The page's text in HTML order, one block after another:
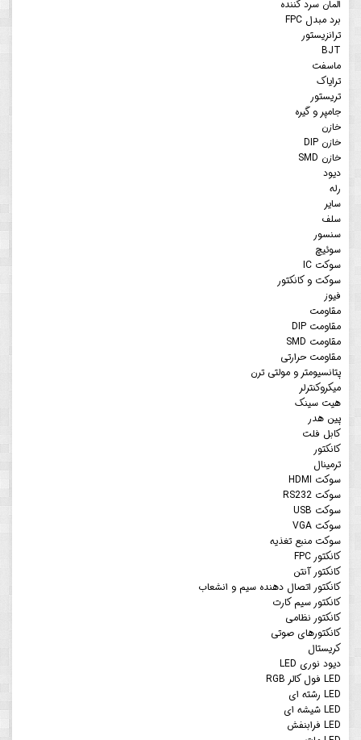
المان سرد کننده
برد مبدل FPC
ترانزیستور
BJT
ماسفت
ترایاک
تریستور
جامپر و گیره
خازن
خازن DIP
خازن SMD
دیود
رله
سایر
سلف
سنسور
سوئیچ
سوکت IC
سوکت و کانکتور
فیوز
مقاومت
مقاومت DIP
مقاومت SMD
مقاومت حرارتی
پتانسیومتر و مولتی ترن
میکروکنترلر
هیت سینک
پین هدر
کابل فلت
کانکتور
ترمینال
سوکت HDMI
سوکت RS232
سوکت USB
سوکت VGA
سوکت منبع تغذیه
کانکتور FPC
کانکتور آنتن
کانکتور اتصال دهنده سیم و انشعاب
کانکتور سیم کارت
کانکتور نظامی
کانکتورهای صوتی
کریستال
دیود نوری LED
LED فول کالر RGB
LED رشته ای
LED شیشه ای
LED فرابنفش